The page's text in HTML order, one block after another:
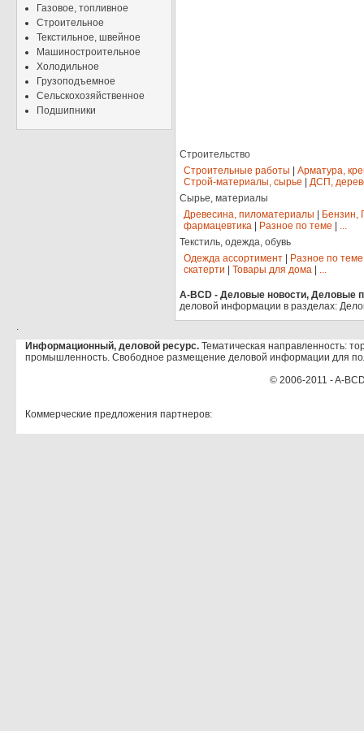
Газовое, топливное
Строительное
Текстильное, швейное
Машиностроительное
Холодильное
Грузоподъемное
Сельскохозяйственное
Подшипники
Строительство
Строительные работы
Арматура,
Строй-материалы, сырье
ДСП,
Сырье, материалы
Древесина, пиломатериалы
Бензин,
фармацевтика
Разное по теме
...
Текстиль, одежда, обувь
Одежда ассортимент
Разное по теме
скатерти
Товары для дома ...
A-BCD - Деловые новости, Деловые
деловой информации в разделах:
.
Информационный, деловой ресурс. Тематическая направленность:
промышленность. Свободное размещение деловой информации для
© 2006-2011 - A-
Коммерческие предложения партнеров: